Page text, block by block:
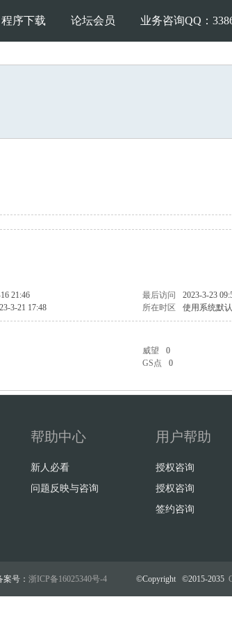
程序下载 论坛会员 业务咨询QQ：
21:46 最后访问
2023-3-23
3-21 17:48 所在时区 使用系统默认
威望
0
GS点 0
帮助中心
新人必看
问题反映与咨询
用户帮助
授权咨询
授权咨询
签约咨询
案号： 浙ICP备16025340号-4 ©Copyright ©2015-2035